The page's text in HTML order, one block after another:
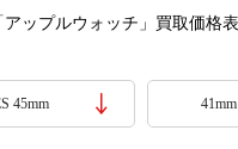
アップルウォッチ」買取価格表
45mm